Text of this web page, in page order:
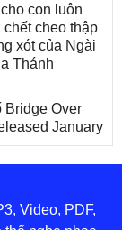
con luôn
cheo thập
xót của Ngài
Thánh
Bridge Over
January
Trình Bày:
Video, PDF,